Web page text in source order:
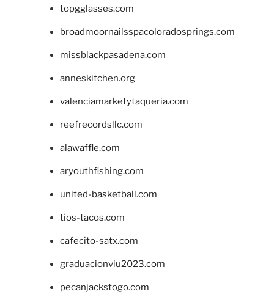
topgglasses.com
broadmoornailsspacoloradosprings.com
missblackpasadena.com
anneskitchen.org
valenciamarketytaqueria.com
reefrecordsllc.com
alawaffle.com
aryouthfishing.com
united-basketball.com
tios-tacos.com
cafecito-satx.com
graduacionviu2023.com
pecanjackstogo.com